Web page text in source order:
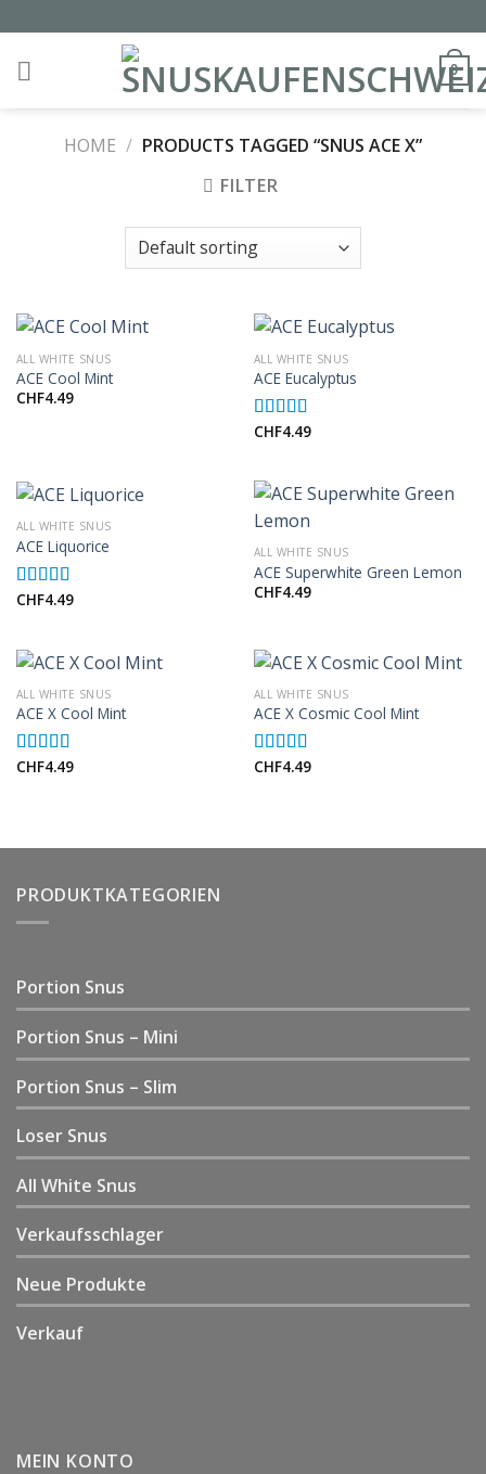
to
content
0
HOME / PRODUCTS TAGGED “SNUS ACE X”
FILTER
ALL WHITE SNUS
ACE Cool Mint
CHF4.49
ALL WHITE SNUS
ACE Eucalyptus
Rated5.00
CHF4.49
ALL WHITE SNUS
ACE Liquorice
Rated5.00
CHF4.49
ALL WHITE SNUS
ACE Superwhite Green Lemon
CHF4.49
ALL WHITE SNUS
ACE X Cool Mint
Rated5.00
CHF4.49
ALL WHITE SNUS
ACE X Cosmic Cool Mint
Rated5.00
CHF4.49
PRODUKTKATEGORIEN
Portion Snus
Portion Snus – Mini
Portion Snus – Slim
Loser Snus
All White Snus
Verkaufsschlager
Neue Produkte
Verkauf
MEIN KONTO